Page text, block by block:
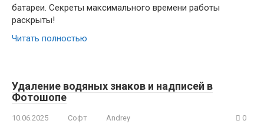
батареи. Секреты максимального времени работы
раскрыты!
Читать полностью
Удаление водяных знаков и надписей в
Фотошопе
10.06.2025 Софт Andrey 0